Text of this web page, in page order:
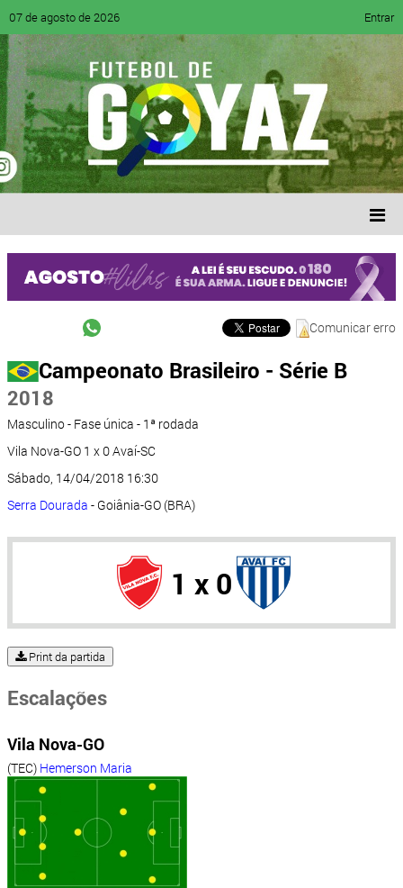
07 de agosto de 2026 Entrar
Comunicar erro
Campeonato Brasileiro - Série B
2018
Masculino - Fase única - 1ª rodada
Vila Nova-GO 1 x 0 Avaí-SC
Sábado, 14/04/2018 16:30
Serra Dourada - Goiânia-GO (BRA)
1 x 0
Print da partida
Escalações
Vila Nova-GO
(TEC) Hemerson Maria